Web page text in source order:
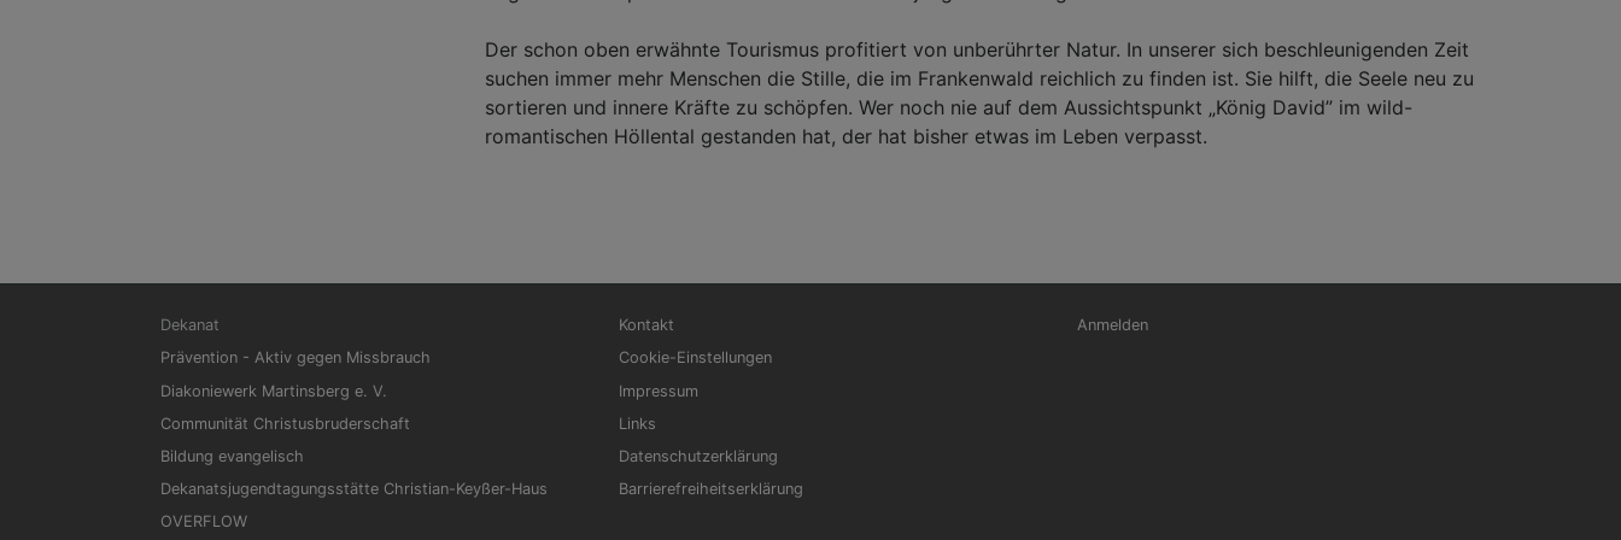
Der schon oben erwähnte Tourismus profitiert von unberührter Natur. In unserer sich beschleunigenden Zeit
suchen immer mehr Menschen die Stille, die im Frankenwald reichlich zu finden ist. Sie hilft, die Seele neu zu
sortieren und innere Kräfte zu schöpfen. Wer noch nie auf dem Aussichtspunkt „König David” im wild-
romantischen Höllental gestanden hat, der hat bisher etwas im Leben verpasst.
Hauptnavigation
Dekanat
Prävention - Aktiv gegen Missbrauch
Diakoniewerk Martinsberg e. V.
Communität Christusbruderschaft
Bildung evangelisch
Dekanatsjugendtagungsstätte Christian-Keyßer-Haus
OVERFLOW
Fußbereichsmenü
Kontakt
Cookie-Einstellungen
Impressum
Links
Datenschutzerklärung
Barrierefreiheitserklärung
Benutzermenü
Anmelden